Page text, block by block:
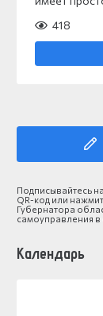
418
Подписывайтесь
QR-код или
Губернатора
самоуправления в
Календарь